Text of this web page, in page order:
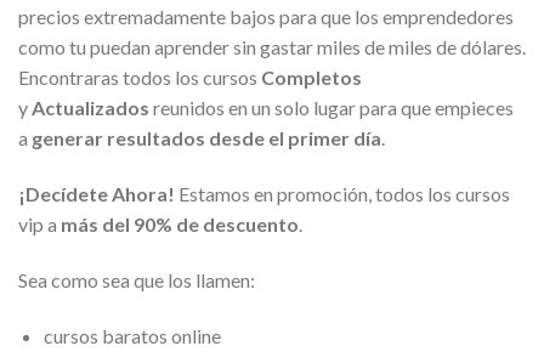
precios extremadamente bajos para que los emprendedores
como tu puedan aprender sin gastar miles de miles de dólares.
Encontraras todos los cursos Completos
yActualizados reunidos en un solo lugar para que empieces
a generar resultados desde el primer día.
¡Decídete Ahora! Estamos en promoción, todos los cursos
vip a más del 90% de descuento.
Sea como sea que los llamen:
cursos baratos online